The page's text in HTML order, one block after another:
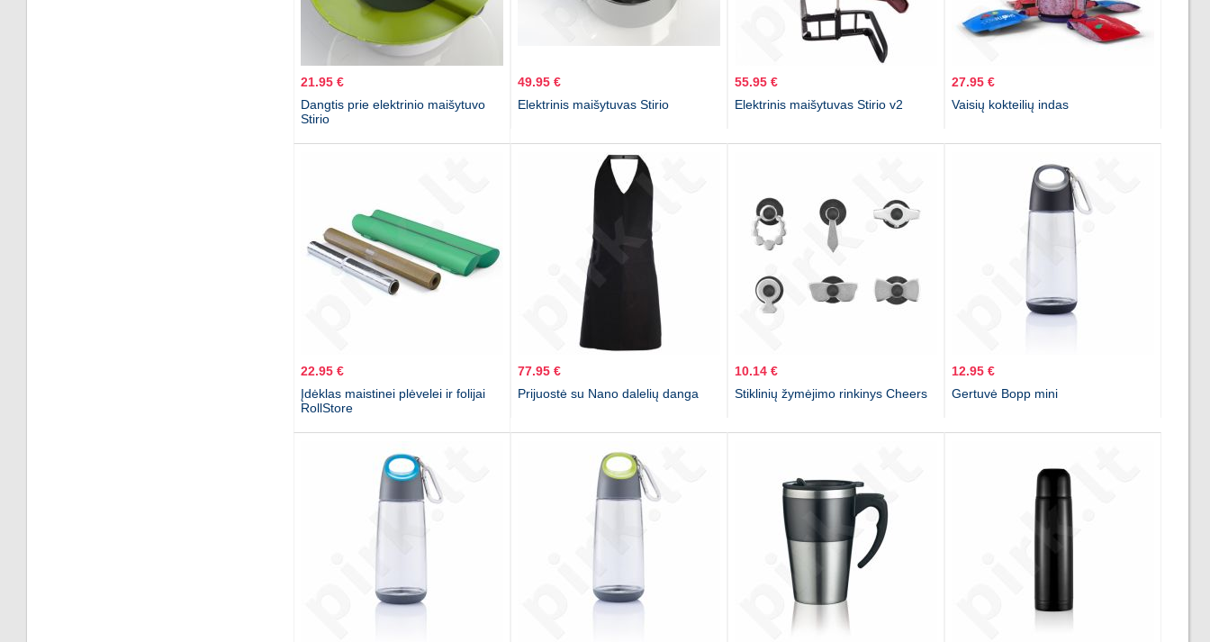
21.95 €
Dangtis prie elektrinio maišytuvo
Stirio
49.95 €
Elektrinis maišytuvas Stirio
55.95 €
Elektrinis maišytuvas Stirio v2
27.95 €
Vaisių kokteilių indas
22.95 €
Įdėklas maistinei plėvelei ir folijai
RollStore
77.95 €
Prijuostė su Nano dalelių danga
10.14 €
Stiklinių žymėjimo rinkinys Cheers
12.95 €
Gertuvė Bopp mini